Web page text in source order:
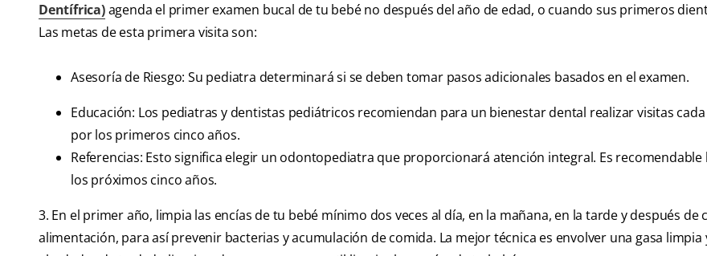
Dentífrica)agenda el primer examen bucal de tu bebé no después del año de edad, o cuando sus primeros
Las metas de esta primera visita son:
Asesoría de Riesgo: Su pediatra determinará si se deben tomar pasos adicionales basados en el examen.
Educación: Los pediatras y dentistas pediátricos recomiendan para un bienestar dental realizar visitas cada
por los primeros cinco años.
Referencias: Esto significa elegir un odontopediatra que proporcionará atención integral. Es
los próximos cinco años.
3. En el primer año, limpia las encías de tu bebé mínimo dos veces al día, en la mañana, en la tarde y después de
alimentación, para así prevenir bacterias y acumulación de comida. La mejor técnica es envolver una gasa limpia